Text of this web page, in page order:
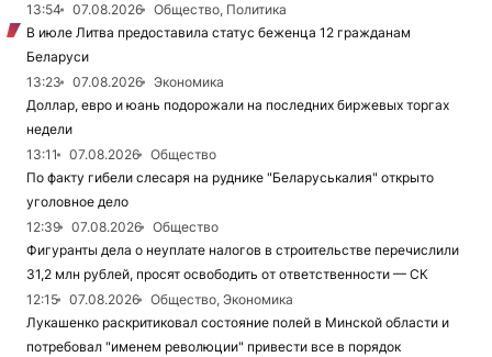
13:54
07.08.2026
Общество, Политика
В июле Литва предоставила статус беженца 12 гражданам
Беларуси
13:23
07.08.2026
Экономика
Доллар, евро и юань подорожали на последних биржевых торгах
недели
13:11
07.08.2026
Общество
По факту гибели слесаря на руднике "Беларуськалия" открыто
уголовное дело
12:39
07.08.2026
Общество
Фигуранты дела о неуплате налогов в строительстве перечислили
31,2 млн рублей, просят освободить от ответственности — СК
12:15
07.08.2026
Общество, Экономика
Лукашенко раскритиковал состояние полей в Минской области и
потребовал "именем революции" привести все в порядок